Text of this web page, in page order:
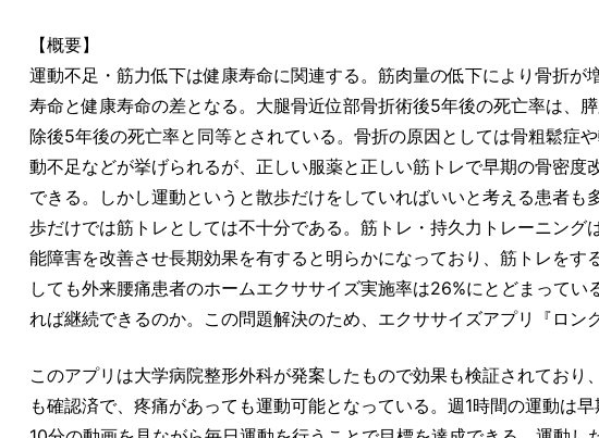
【概要】
運動不足・筋力低下は健康寿命に関連する。筋肉量の低下により骨折が
寿命と健康寿命の差となる。大腿骨近位部骨折術後5年後の死亡率は、
除後5年後の死亡率と同等とされている。骨折の原因としては骨粗鬆症
動不足などが挙げられるが、正しい服薬と正しい筋トレで早期の骨密度
できる。しかし運動というと散歩だけをしていればいいと考える患者も
歩だけでは筋トレとしては不十分である。筋トレ・持久力トレーニング
能障害を改善させ長期効果を有すると明らかになっており、筋トレをす
しても外来腰痛患者のホームエクササイズ実施率は26%にとどまってい
れば継続できるのか。この問題解決のため、エクササイズアプリ『ロン
このアプリは大学病院整形外科が発案したもので効果も検証されてお
も確認済で、疼痛があっても運動可能となっている。週1時間の運動は